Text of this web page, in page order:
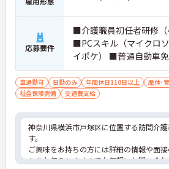
応募要件
■介護職員初任者研修
■PCスキル（マイクロ
イポケ） ■普通自動車
学歴不問
車通勤可 日勤のみ 年間休日110日以上
産休･
社会保険完備
交通費支給
神奈川県横浜市戸塚区に位置する訪問介
す。
ご興味をお持ちの方には詳細の情報や面
トをお伝えしますのでお気軽にお問い合